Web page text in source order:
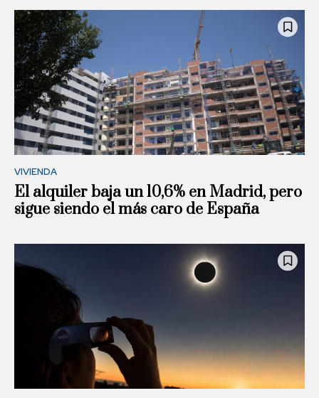
VIVIENDA
El alquiler baja un 10,6% en Madrid, pero
sigue siendo el más caro de España